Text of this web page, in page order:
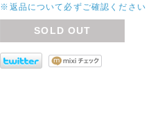
※返品について必ずご確認ください
SOLD OUT